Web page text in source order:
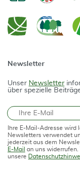
Newsletter
Unser Newsletter
über spezielle
E-Mail
Ihre E-Mail-Adresse wird
Newsletters verwendet
jederzeit aus dem
E-Mail an uns
unsere